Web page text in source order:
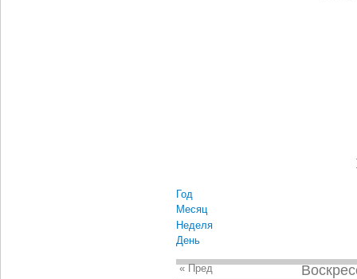
Год
Месяц
Неделя
День
« Пред